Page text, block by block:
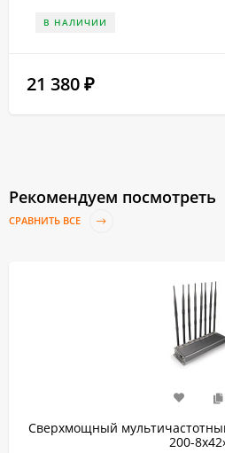
В НАЛИЧИИ
21 380 ₽
Рекомендуем посмотреть
СРАВНИТЬ ВСЕ
Сверхмощный
200-